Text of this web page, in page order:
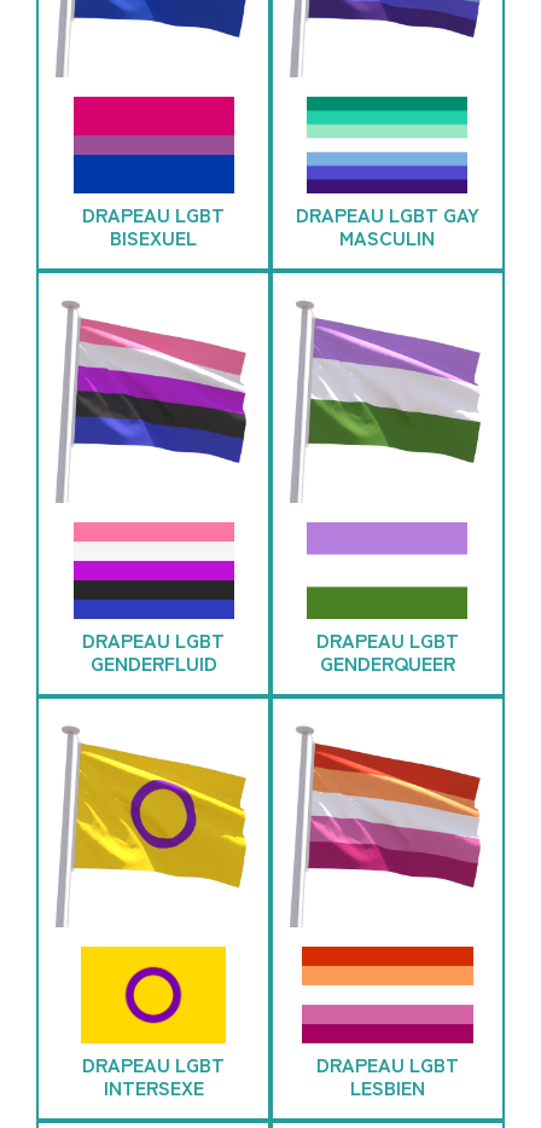
DRAPEAU LGBT
BISEXUEL
DRAPEAU LGBT GAY
MASCULIN
DRAPEAU LGBT
GENDERFLUID
DRAPEAU LGBT
GENDERQUEER
DRAPEAU LGBT
INTERSEXE
DRAPEAU LGBT
LESBIEN